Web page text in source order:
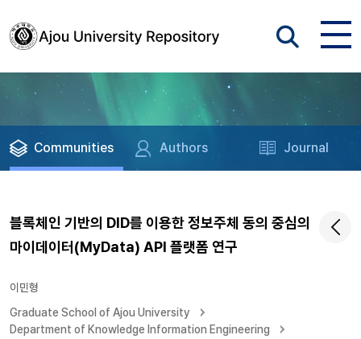
Communities Authors Journal
블록체인 기반의 DID를 이용한 정보주체 동의 중심의
마이데이터(MyData) API 플랫폼 연구
이민형
Graduate School of Ajou University
Department of Knowledge Information Engineering